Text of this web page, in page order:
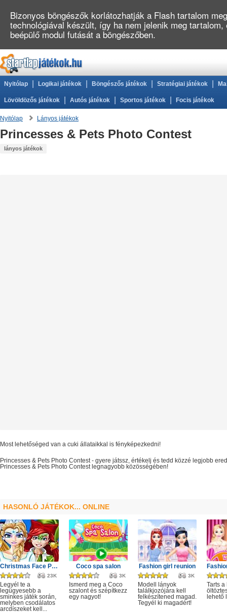
Nyitólap Logikai játékok Böngészős játékok Stratégiai játékok
Lövöldözős játékok Autós játékok Sportos játékok Focis játékok
Nyitólap Lányos játékok
Princesses & Pets Photo Contest
lányos játékok
Most lehetőséged van a cuki állataikkal is fényképezkedni!
Princesses & Pets Photo Contest - gyere játssz, értékelj és tedd közzé legjobb
legnagyobb
Princesses & Pets Photo Contest közösségében!
HASONLÓ JÁTÉKOK... ONLINE
Christmas Face Painting
23K
Legyél te a
legügyesebb a
sminkes játék során,
melyben csodálatos
arcdíszeket kell...
Coco spa salon
3K
Ismerd meg a Coco
szalont és szépítkezz
egy nagyot!
Fashion girl reunion
3K
Modell lányok
találkjozójára kell
felkészítened magad.
Tegyél ki magadért!
Tarts
lehető
Bizonyos böngészők korlátozhatják a Flash tartalom
technológiával készült, így ha nem jelenik meg
beépülő modul futását a böngészőben.